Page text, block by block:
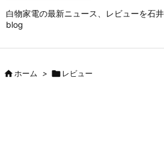
白物家電の最新ニュース、レビューを石
blog
ホーム >  レビュー